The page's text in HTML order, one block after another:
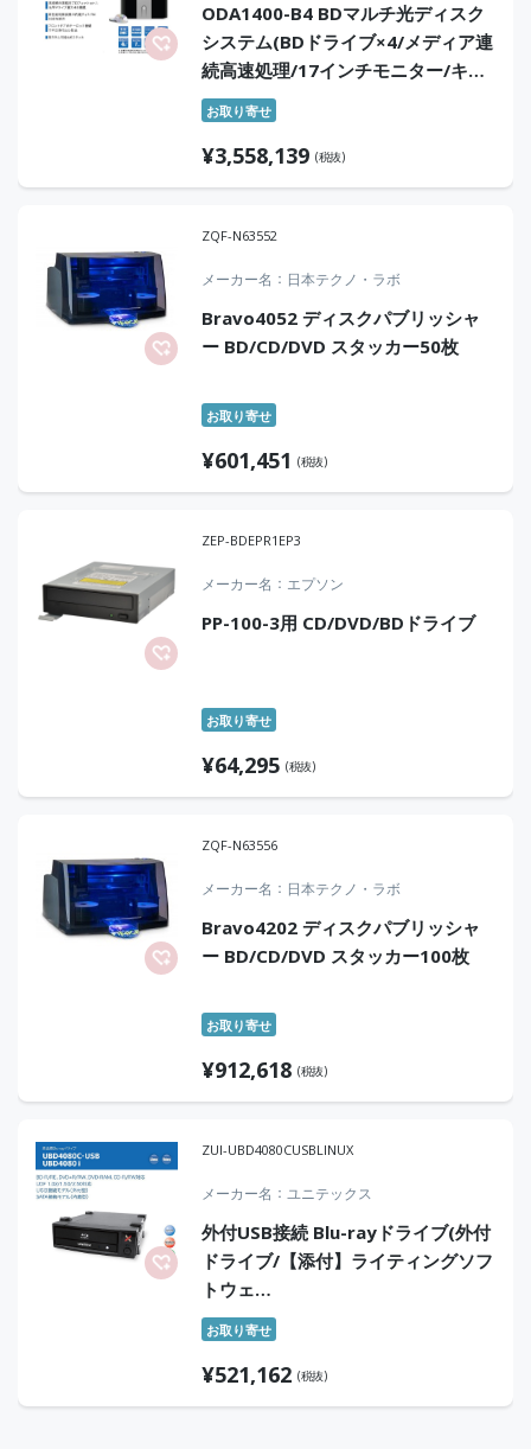
ODA1400-B4 BDマルチ光ディスク
システム(BDドライブ×4/メディア連
続高速処理/17インチモニター/キー
ボード/マウス添付)
お取り寄せ
¥3,558,139 (税抜)
ZQF-N63552
メーカー名 日本テクノ・ラボ
Bravo4052 ディスクパブリッシャ
ー BD/CD/DVD スタッカー50枚
お取り寄せ
¥601,451 (税抜)
ZEP-BDEPR1EP3
メーカー名 エプソン
PP-100-3用 CD/DVD/BDドライブ
お取り寄せ
¥64,295 (税抜)
ZQF-N63556
メーカー名 日本テクノ・ラボ
Bravo4202 ディスクパブリッシャ
ー BD/CD/DVD スタッカー100枚
お取り寄せ
¥912,618 (税抜)
ZUI-UBD4080CUSBLINUX
メーカー名 ユニテックス
外付USB接続 Blu-rayドライブ(外付
ドライブ/【添付】ライティングソフ
トウェ
ア:OLXCore×1/USB2.0/Linux/USB2.0
ケーブル(1.1m)×1)
お取り寄せ
¥521,162 (税抜)